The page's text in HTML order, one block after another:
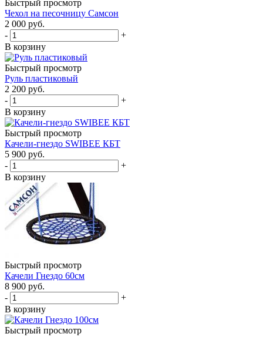
Быстрый просмотр
Чехол на песочницу Самсон
2 000 руб.
-
+
В корзину
Быстрый просмотр
Руль пластиковый
2 200 руб.
-
+
В корзину
Быстрый просмотр
Качели-гнездо SWIBEE КБТ
5 900 руб.
-
+
В корзину
Быстрый просмотр
Качели Гнездо 60см
8 900 руб.
-
+
В корзину
Быстрый просмотр